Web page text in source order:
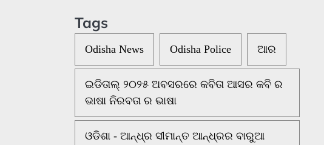
Tags
Odisha News Odisha Police ଆର
ଇଡିତାଲ୍ ୨୦୨୫ ଅବସରରେ କବିତା ଆସର କବି ର
ଭାଷା ନିରବତା ର ଭାଷା
ଓଡିଶା - ଆନ୍ଧ୍ର ସୀମାନ୍ତ ଆନ୍ଧ୍ରର ବାରୁଆ